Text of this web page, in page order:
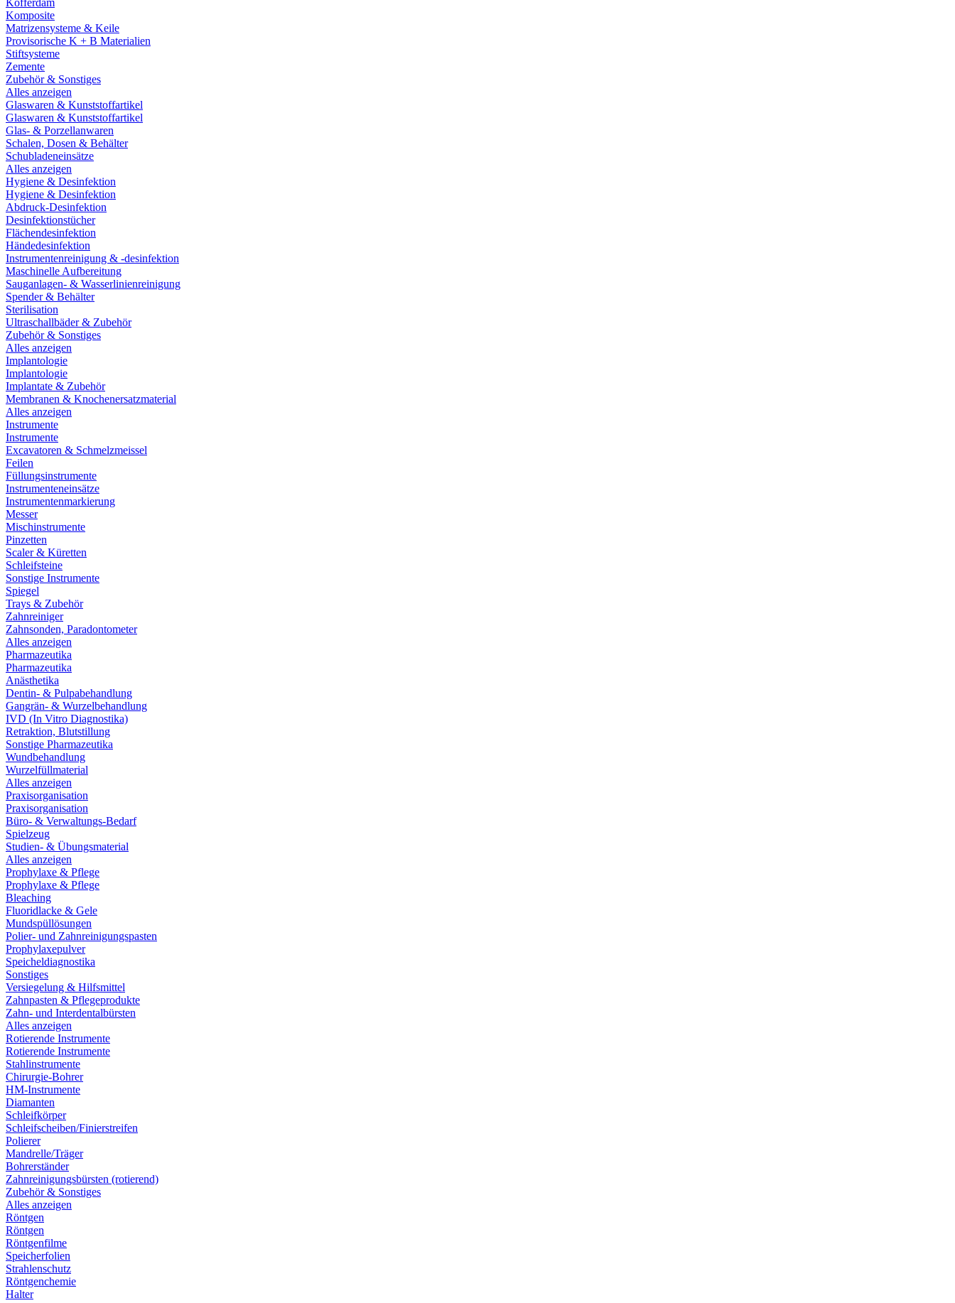
Kofferdam
Komposite
Matrizensysteme & Keile
Provisorische K + B Materialien
Stiftsysteme
Zemente
Zubehör & Sonstiges
Alles anzeigen
Glaswaren & Kunststoffartikel
Glaswaren & Kunststoffartikel
Glas- & Porzellanwaren
Schalen, Dosen & Behälter
Schubladeneinsätze
Alles anzeigen
Hygiene & Desinfektion
Hygiene & Desinfektion
Abdruck-Desinfektion
Desinfektionstücher
Flächendesinfektion
Händedesinfektion
Instrumentenreinigung & -desinfektion
Maschinelle Aufbereitung
Sauganlagen- & Wasserlinienreinigung
Spender & Behälter
Sterilisation
Ultraschallbäder & Zubehör
Zubehör & Sonstiges
Alles anzeigen
Implantologie
Implantologie
Implantate & Zubehör
Membranen & Knochenersatzmaterial
Alles anzeigen
Instrumente
Instrumente
Excavatoren & Schmelzmeissel
Feilen
Füllungsinstrumente
Instrumenteneinsätze
Instrumentenmarkierung
Messer
Mischinstrumente
Pinzetten
Scaler & Küretten
Schleifsteine
Sonstige Instrumente
Spiegel
Trays & Zubehör
Zahnreiniger
Zahnsonden, Paradontometer
Alles anzeigen
Pharmazeutika
Pharmazeutika
Anästhetika
Dentin- & Pulpabehandlung
Gangrän- & Wurzelbehandlung
IVD (In Vitro Diagnostika)
Retraktion, Blutstillung
Sonstige Pharmazeutika
Wundbehandlung
Wurzelfüllmaterial
Alles anzeigen
Praxisorganisation
Praxisorganisation
Büro- & Verwaltungs-Bedarf
Spielzeug
Studien- & Übungsmaterial
Alles anzeigen
Prophylaxe & Pflege
Prophylaxe & Pflege
Bleaching
Fluoridlacke & Gele
Mundspüllösungen
Polier- und Zahnreinigungspasten
Prophylaxepulver
Speicheldiagnostika
Sonstiges
Versiegelung & Hilfsmittel
Zahnpasten & Pflegeprodukte
Zahn- und Interdentalbürsten
Alles anzeigen
Rotierende Instrumente
Rotierende Instrumente
Stahlinstrumente
Chirurgie-Bohrer
HM-Instrumente
Diamanten
Schleifkörper
Schleifscheiben/Finierstreifen
Polierer
Mandrelle/Träger
Bohrerständer
Zahnreinigungsbürsten (rotierend)
Zubehör & Sonstiges
Alles anzeigen
Röntgen
Röntgen
Röntgenfilme
Speicherfolien
Strahlenschutz
Röntgenchemie
Halter